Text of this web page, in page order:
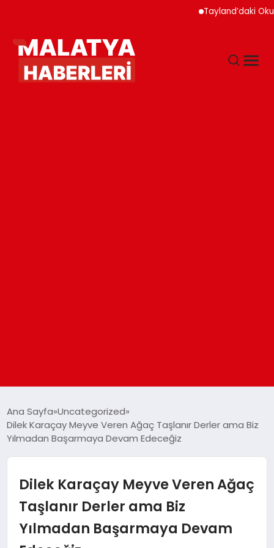
Tayland’daki Okul
GÜNDEM
DÜNYA
EĞITIM
Ana Sayfa Uncategorized
Dilek Karaçay Meyve Veren Ağaç Taşlanır Derler ama Biz
Yılmadan Başarmaya Devam Edeceğiz
Dilek Karaçay Meyve Veren Ağaç
Taşlanır Derler ama Biz
Yılmadan Başarmaya Devam